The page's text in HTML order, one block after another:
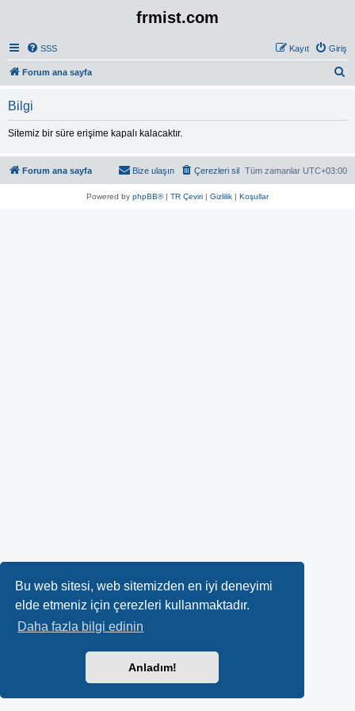
Bu web sitesi, web sitemizden en iyi deneyimi
elde etmeniz için çerezleri kullanmaktadır.
Daha fazla bilgi edinin
Anladım!
frmist.com
SSS Giriş
Kayıt
Forum ana sayfa
Bilgi
Sitemiz bir süre erişime kapalı kalacaktır.
Forum ana sayfa Tüm zamanlar UTC+03:00
Çerezleri sil
Bize ulaşın
Powered by phpBB®| TR Çeviri | Gizlilik | Koşullar